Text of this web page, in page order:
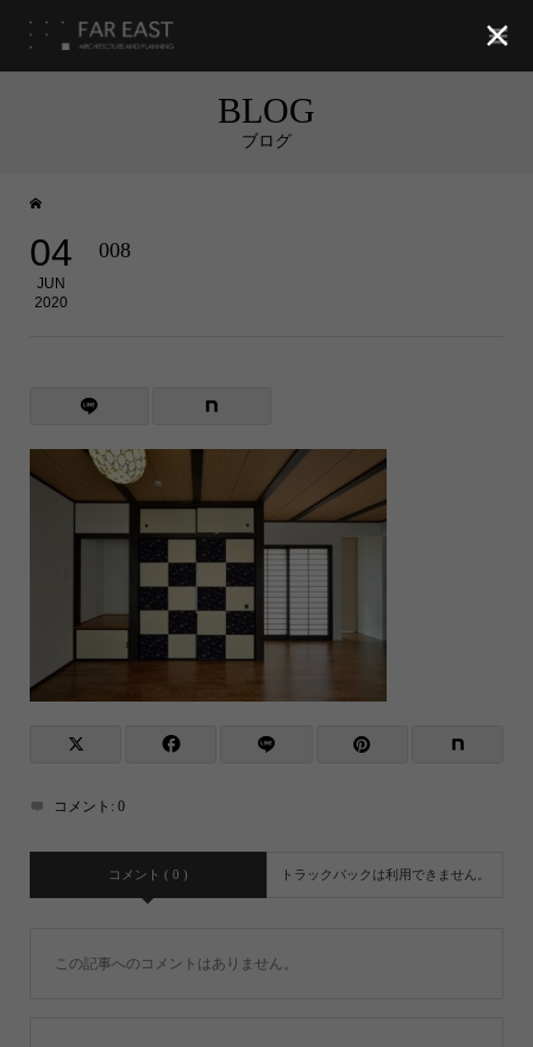
BLOG
ブログ
04
JUN
2020
008
コメント: 0
コメント ( 0 ) トラックバックは利用できません。
この記事へのコメントはありません。
